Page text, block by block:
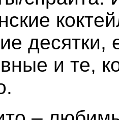
десятки,
и те,